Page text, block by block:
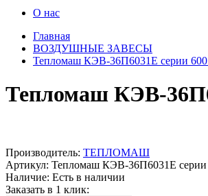
О нас
Главная
ВОЗДУШНЫЕ ЗАВЕСЫ
Тепломаш КЭВ-36П6031Е серии
Тепломаш КЭВ-
Производитель: ТЕПЛОМАШ
Артикул: Тепломаш КЭВ-36П6031Е
Наличие: Есть в наличии
Заказать в 1 клик: